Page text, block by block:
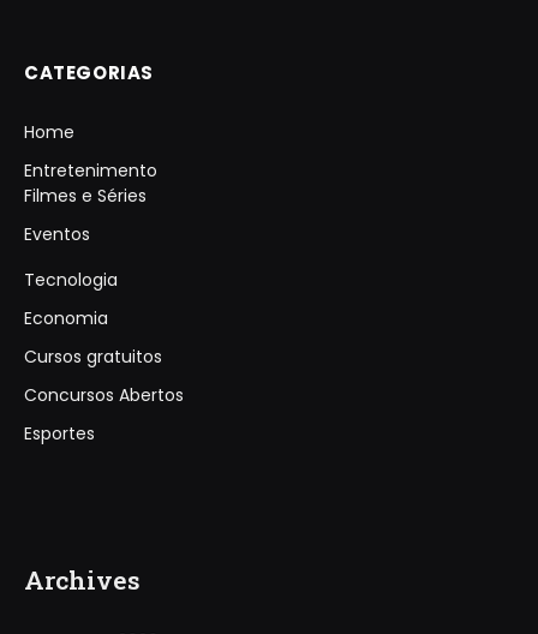
CATEGORIAS
Home
Entretenimento
Filmes e Séries
Eventos
Tecnologia
Economia
Cursos gratuitos
Concursos Abertos
Esportes
Archives